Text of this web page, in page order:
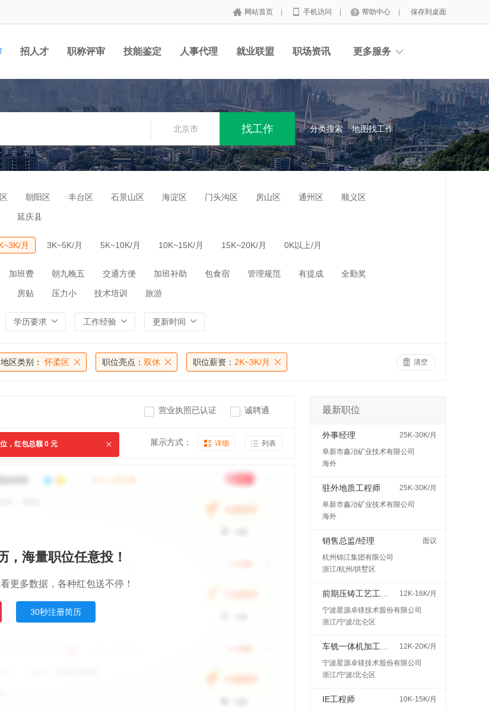
网站首页 手机访问 帮助中心 保存到桌面
招人才 职称评审 技能鉴定 人事代理 就业联盟 职场资讯 更多服务
北京市 分类搜索 地图找工作
朝阳区 丰台区 石景山区 海淀区 门头沟区 房山区 通州区 顺义区
延庆县
月 3K~5K/月 5K~10K/月 10K~15K/月 15K~20K/月 0K以上/月
加班费 朝九晚五 交通方便 加班补助 包食宿 管理规范 有提成 全勤奖
房贴 压力小 技术培训 旅游
学历要求 工作经验 更新时间
地区类别： 怀柔区 职位亮点： 双休 职位薪资： 2K~3K/月 清空
，红包总额 0 元
营业执照已认证 诚聘通
展示方式： 详细 列表
，海量职位任意投！
更多数据，各种红包送不停！
30秒注册简历
最新职位
外事经理
25K-30K/月
阜新市鑫冶矿业技术有限公司
海外
驻外地质工程师
25K-30K/月
阜新市鑫冶矿业技术有限公司
海外
销售总监/经理
面议
杭州锦江集团有限公司
浙江/杭州/拱墅区
12K-16K/月
宁波星源卓镁技术股份有限公司
浙江/宁波/北仑区
12K-20K/月
宁波星源卓镁技术股份有限公司
浙江/宁波/北仑区
IE工程师
10K-15K/月